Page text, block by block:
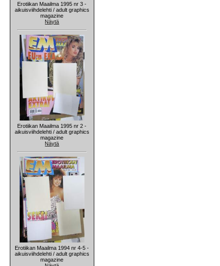
Erotiikan Maailma 1995 nr 3 -
aikuisviihdelehti / adult graphics
magazine
Näytä
Erotiikan Maailma 1995 nr 2 -
aikuisviihdelehti / adult graphics
magazine
Näytä
Erotiikan Maailma 1994 nr 4-5 -
aikuisviihdelehti / adult graphics
magazine